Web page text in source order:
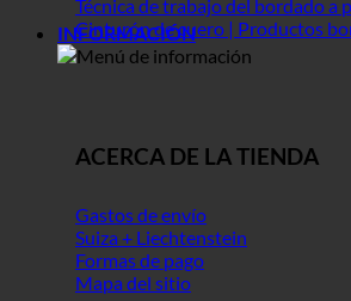
Técnica de trabajo del bordado a
Cinturón de cuero | Productos
INFORMACIÓN
ACERCA DE LA TIENDA
Gastos de envío
Suiza + Liechtenstein
Formas de pago
Mapa del sitio